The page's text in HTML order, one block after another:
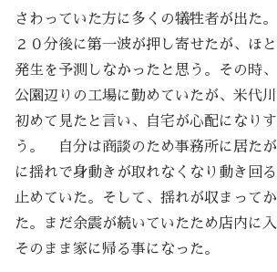
さわっていた方に多くの犠牲者が出た
２０分後に第一波が押し寄せたが、ほ
発生を予測しなかったと思う。その時
公園辺りの工場に勤めていたが、米代
初めて見たと言い、自宅が心配になり
う。 自分は商談のため事務所に居た
に揺れで身動きが取れなくなり動き回
止めていた。そして、揺れが収まって
た。まだ余震が続いていたため店内に
そのまま家に帰る事になった。